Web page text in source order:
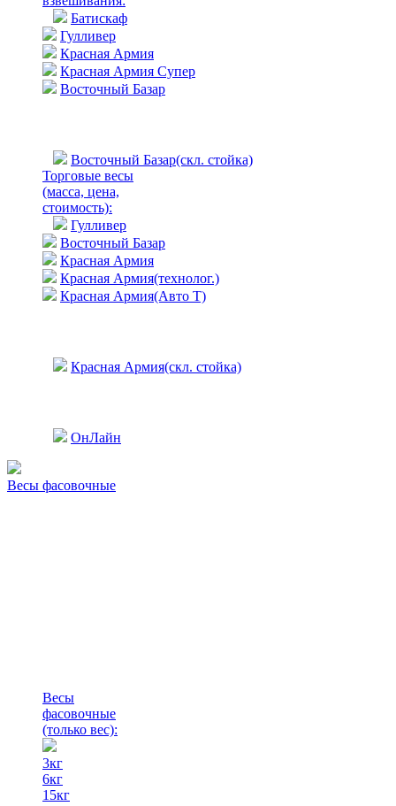
Батискаф
Гулливер
Красная Армия
Красная Армия Супер
Восточный Базар
Восточный Базар(скл. стойка)
Торговые весы
(масса, цена,
стоимость):
Гулливер
Восточный Базар
Красная Армия
Красная Армия(технолог.)
Красная Армия(Авто Т)
Красная Армия(скл. стойка)
ОнЛайн
Весы фасовочные
Весы
фасовочные
(только вес):
3кг
6кг
15кг